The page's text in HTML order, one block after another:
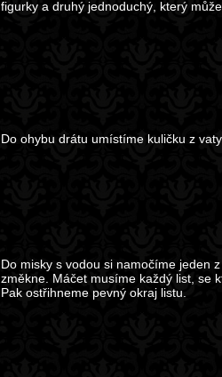
figurky a druhý jednoduchý, který
Do ohybu drátu umístíme kuličku z
Do misky s vodou si namočíme jeden
změkne. Máčet musíme každý list, se
Pak ostřihneme pevný okraj listu.